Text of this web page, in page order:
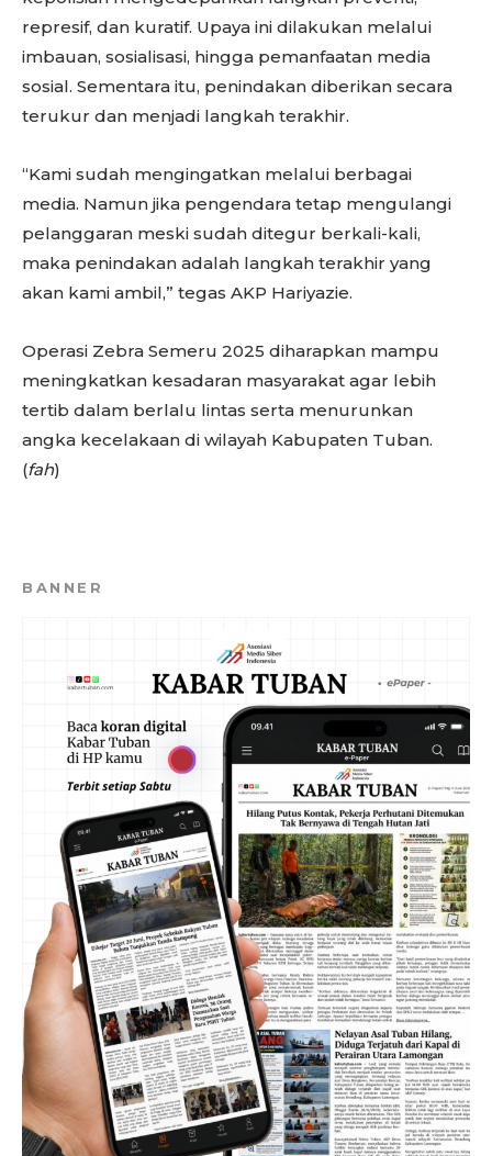
represif, dan kuratif. Upaya ini dilakukan melalui
imbauan, sosialisasi, hingga pemanfaatan media
sosial. Sementara itu, penindakan diberikan secara
terukur dan menjadi langkah terakhir.
“Kami sudah mengingatkan melalui berbagai
media. Namun jika pengendara tetap mengulangi
pelanggaran meski sudah ditegur berkali-kali,
maka penindakan adalah langkah terakhir yang
akan kami ambil,” tegas AKP Hariyazie.
Operasi Zebra Semeru 2025 diharapkan mampu
meningkatkan kesadaran masyarakat agar lebih
tertib dalam berlalu lintas serta menurunkan
angka kecelakaan di wilayah Kabupaten Tuban.
(fah)
BANNER